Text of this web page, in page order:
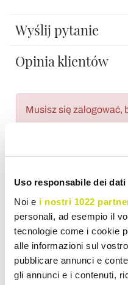
Uso responsabile dei dati
Noi e i nostri 1022
personali, ad esempio il
tecnologie come i cookie
alle informazioni sul
pubblicare annunci e
gli annunci e i contenuti,
Wyślij pytanie
Opinia klientów
Musisz się zalogować,